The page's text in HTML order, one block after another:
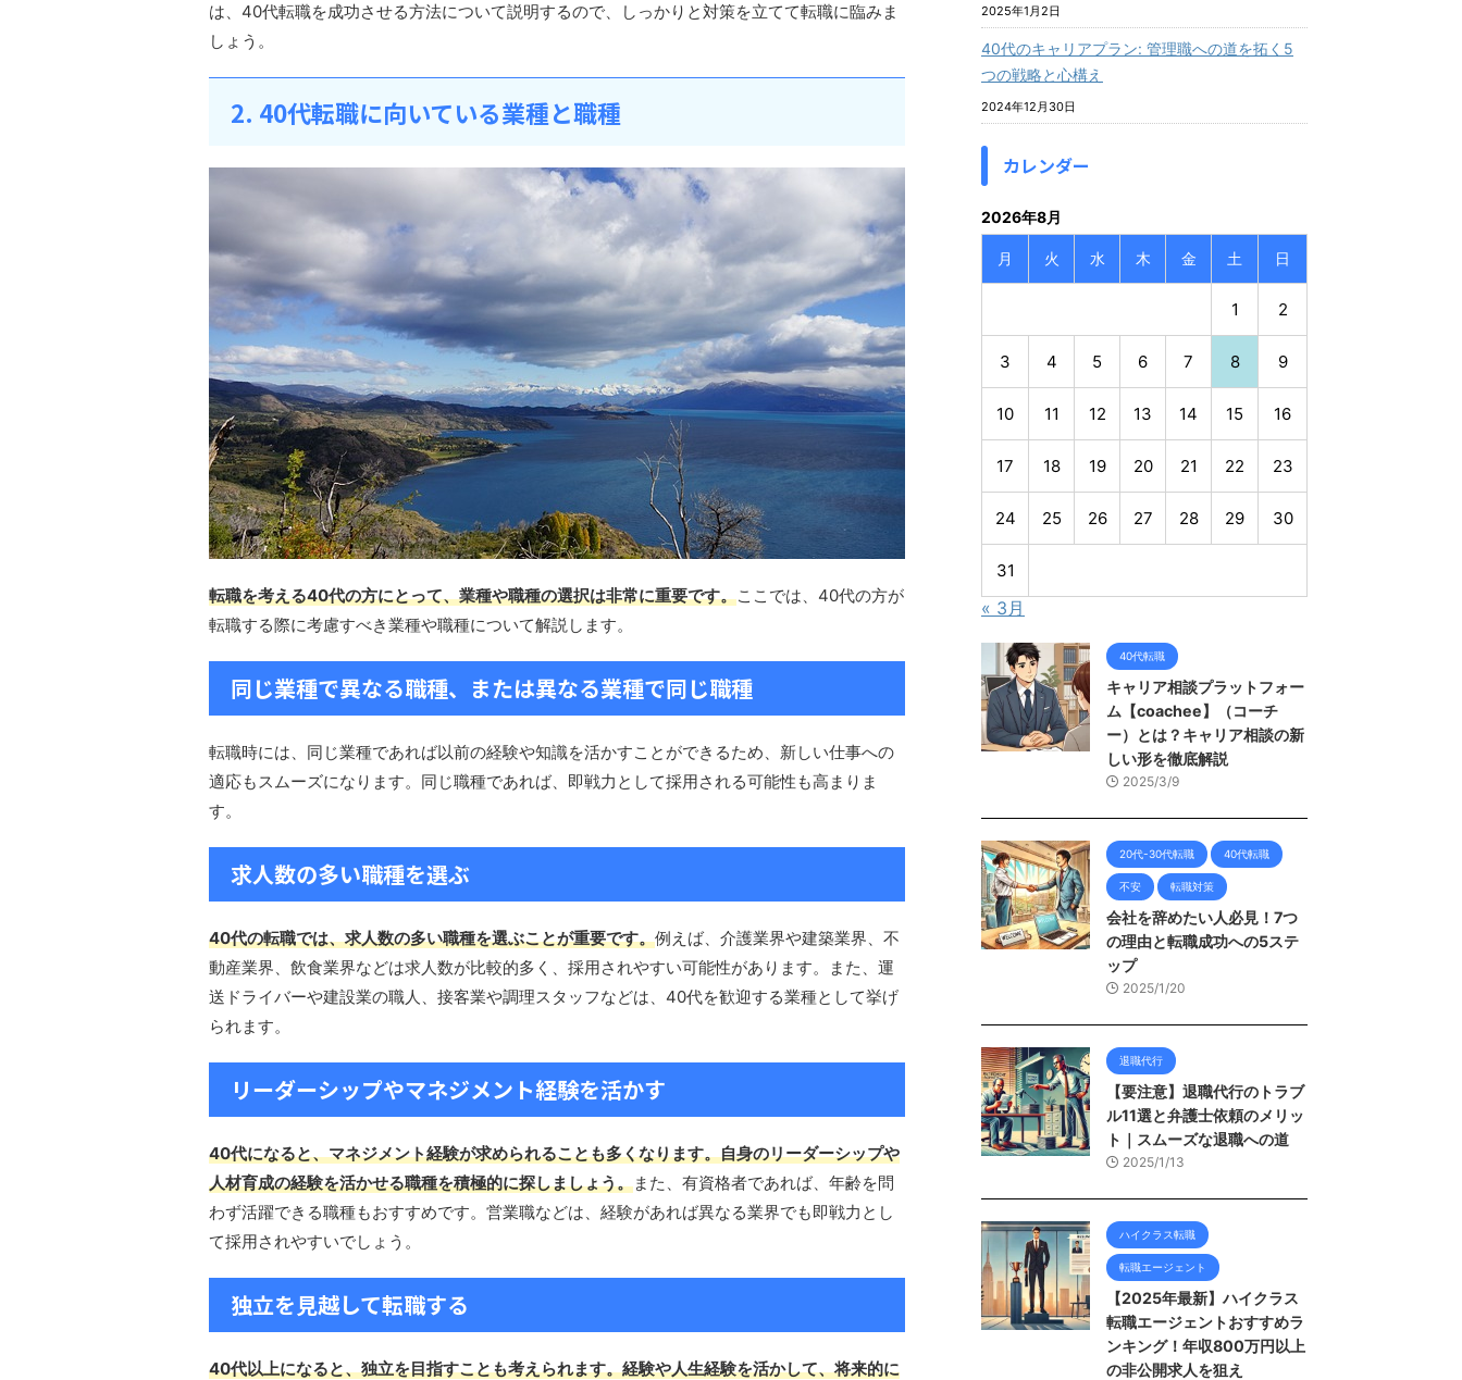
は、40代転職を成功させる方法について説明するので、しっかりと対策を立てて転職に臨みま
しょう。
2. 40代転職に向いている業種と職種
転職を考える40代の方にとって、業種や職種の選択は非常に重要です。ここでは、40代の方が
転職する際に考慮すべき業種や職種について解説します。
同じ業種で異なる職種、または異なる業種で同じ職種
転職時には、同じ業種であれば以前の経験や知識を活かすことができるため、新しい仕事への
適応もスムーズになります。同じ職種であれば、即戦力として採用される可能性も高まりま
す。
求人数の多い職種を選ぶ
40代の転職では、求人数の多い職種を選ぶことが重要です。例えば、介護業界や建築業界、不
動産業界、飲食業界などは求人数が比較的多く、採用されやすい可能性があります。また、運
送ドライバーや建設業の職人、接客業や調理スタッフなどは、40代を歓迎する業種として挙げ
られます。
リーダーシップやマネジメント経験を活かす
40代になると、マネジメント経験が求められることも多くなります。自身のリーダーシップや
人材育成の経験を活かせる職種を積極的に探しましょう。また、有資格者であれば、年齢を問
わず活躍できる職種もおすすめです。営業職などは、経験があれば異なる業界でも即戦力とし
て採用されやすいでしょう。
独立を見越して転職する
40代以上になると、独立を目指すことも考えられます。経験や人生経験を活かして、将来的に
2025年1月2日
40代のキャリアプラン: 管理職への道を拓く5
つの戦略と心構え
2024年12月30日
カレンダー
2026年8月
月 火 水 木 金 土 日
1 2
3 4 5 6 7 8 9
10 11 12 13 14 15 16
17 18 19 20 21 22 23
24 25 26 27 28 29 30
31
« 3月
40代転職
キャリア相談プラットフォー
ム【coachee】（コーチ
ー）とは？キャリア相談の新
しい形を徹底解説
2025/3/9
20代-30代転職 40代転職
不安 転職対策
会社を辞めたい人必見！7つ
の理由と転職成功への5ステ
ップ
2025/1/20
退職代行
【要注意】退職代行のトラブ
ル11選と弁護士依頼のメリッ
ト｜スムーズな退職への道
2025/1/13
ハイクラス転職
転職エージェント
【2025年最新】ハイクラス
転職エージェントおすすめラ
ンキング！年収800万円以上
の非公開求人を狙え